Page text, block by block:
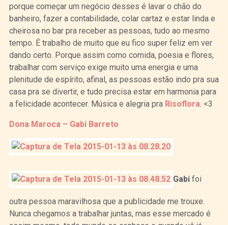
porque começar um negócio desses é lavar o chão do
banheiro, fazer a contabilidade, colar cartaz e estar linda e
cheirosa no bar pra receber as pessoas, tudo ao mesmo
tempo. É trabalho de muito que eu fico super feliz em ver
dando certo. Porque assim como comida, poesia e flores,
trabalhar com serviço exige muito uma energia e uma
plenitude de espírito, afinal, as pessoas estão indo pra sua
casa pra se divertir, e tudo precisa estar em harmonia para
a felicidade acontecer. Música e alegria pra Risoflora. <3
Dona Maroca – Gabi Barreto
Gabifoi
outra pessoa maravilhosa que a publicidade me trouxe.
Nunca chegamos a trabalhar juntas, mas esse mercado é